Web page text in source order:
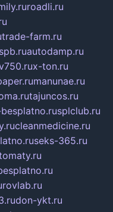
roadli.ru
trade-farm.ru
autodamp.ru
x-ton.ru
manunae.ru
tajuncos.ru
splclub.ru
cleanmedicine.ru
seks-365.ru
don-ykt.ru